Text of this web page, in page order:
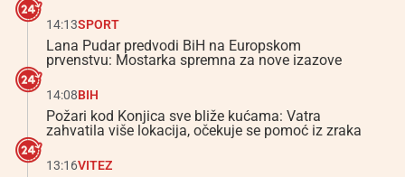
14:13SPORT
Lana Pudar predvodi BiH na Europskom
prvenstvu: Mostarka spremna za nove izazove
14:08BIH
Požari kod Konjica sve bliže kućama: Vatra
zahvatila više lokacija, očekuje se pomoć iz zraka
13:16VITEZ